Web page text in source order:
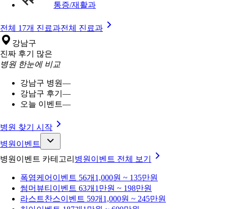
통증/재활과
전체 17개 진료과전체 진료과
강남구
진짜 후기 많은
병원 한눈에 비교
강남구 병원—
강남구 후기 —
오늘 이벤트—
병원 찾기 시작
병원이벤트
병원이벤트 카테고리 병원이벤트 전체 보기
폭염케어 이벤트 56개 1,000원 ~ 135만원
썸머뷰티 이벤트 63개 1만원 ~ 198만원
라스트찬스이벤트 59개 1,000원 ~ 245만원